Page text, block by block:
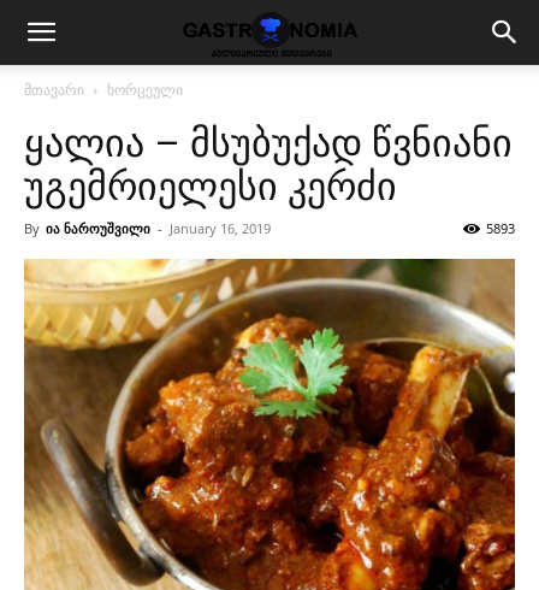
მთავარი ხორცეული
ყალია – მსუბუქად წვნიანი
უგემრიელესი კერძი
By ია ნაროუშვილი - January 16, 2019 5893